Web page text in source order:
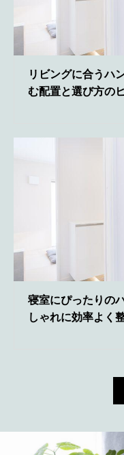
リビングに合うハ
む配置と選び方の
寝室にぴったりの
しゃれに効率よく